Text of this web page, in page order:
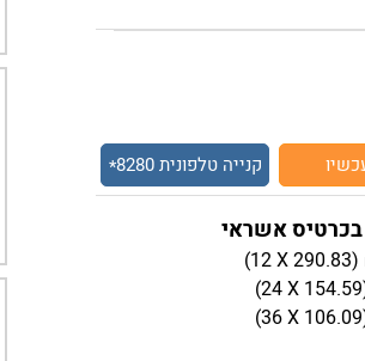
קנייה טלפונית8280
*
(12 X290.83)
(24 X 154.59
(36 X 106.09